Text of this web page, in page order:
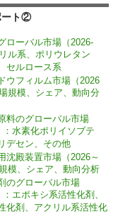
ート②
ローバル市場（2026-
ル系、ポリウレタン
セルロース系
ウフィルム市場（2026
規模、シェア、動向分
料のグローバル市場
：水素化ポリイソブテ
デセン、その他
沈殿装置市場（2026～
模、シェア、動向分析
のグローバル市場
：エポキシ系活性化剤、
化剤、アクリル系活性化